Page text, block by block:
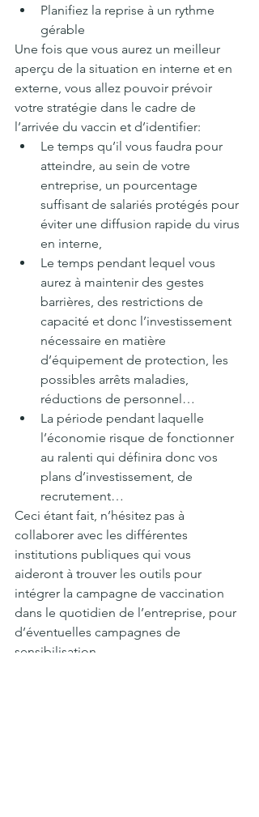
Planifiez la reprise à un rythme
gérable
Une fois que vous aurez un meilleur
aperçu de la situation en interne et en
externe, vous allez pouvoir prévoir
votre stratégie dans le cadre de
l’arrivée du vaccin et d’identifier:
Le temps qu’il vous faudra pour
atteindre, au sein de votre
entreprise, un pourcentage
suffisant de salariés protégés pour
éviter une diffusion rapide du virus
en interne,
Le temps pendant lequel vous
aurez à maintenir des gestes
barrières, des restrictions de
capacité et donc l’investissement
nécessaire en matière
d’équipement de protection, les
possibles arrêts maladies,
réductions de personnel…
La période pendant laquelle
l’économie risque de fonctionner
au ralenti qui définira donc vos
plans d’investissement, de
recrutement…
Ceci étant fait, n’hésitez pas à
collaborer avec les différentes
institutions publiques qui vous
aideront à trouver les outils pour
intégrer la campagne de vaccination
dans le quotidien de l’entreprise, pour
d’éventuelles campagnes de
sensibilisation…